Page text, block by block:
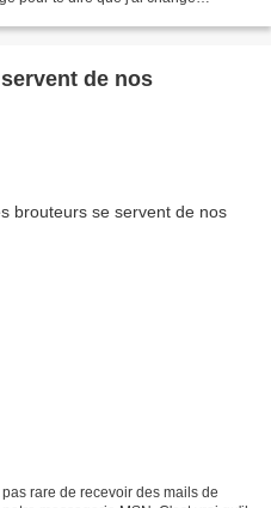
de nos
rare de recevoir des mails de